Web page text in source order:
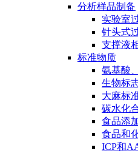
分析样品制备
实验室
针头式
支撑液
标准物质
氨基酸
生物标
大麻标
碳水化
食品添
食品和
ICP和